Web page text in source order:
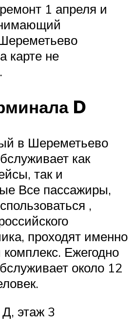
1 апреля и
карте не
D
в Шереметьево
как
так и
Все пассажиры,
,
проходят именно
Ежегодно
около 12
этаж 3